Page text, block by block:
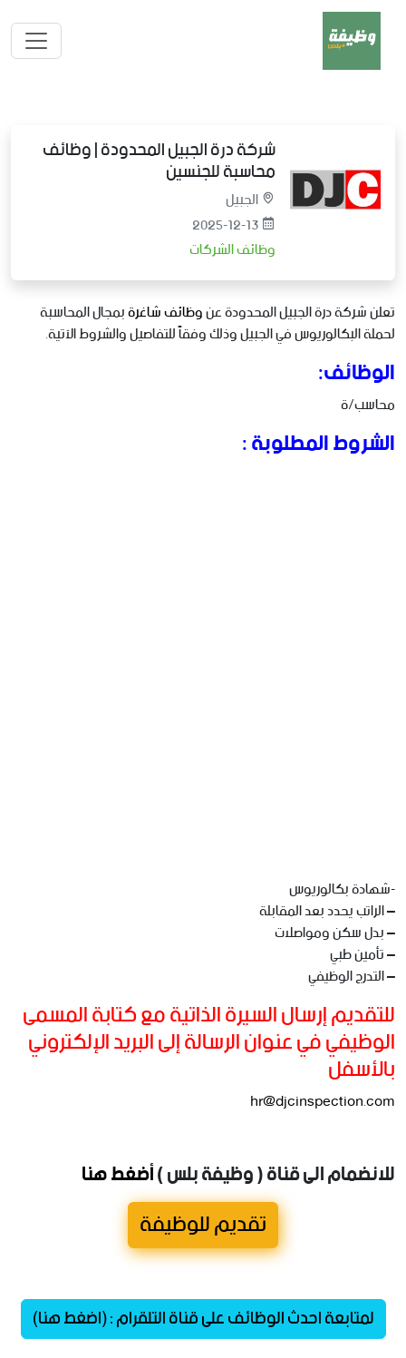
شركة درة الجبيل المحدودة | وظائف
محاسبة للجنسين
الجبيل
2025-12-13
وظائف الشركات
تعلن شركة درة الجبيل المحدودة عنوظائف شاغرةبمجال المحاسبة
لحملة البكالوريوس في الجبيل وذلك وفقاً للتفاصيل والشروط الآتية.
الوظائف:
محاسب/ة
الشروط المطلوبة :
-شهادة بكالوريوس
– الراتب يحدد بعد المقابلة
– بدل سكن ومواصلات
– تأمين طبي
– التدرج الوظيفي
للتقديم إرسال السيرة الذاتية مع كتابة المسمى
الوظيفي في عنوان الرسالة إلى البريد الإلكتروني
بالأسفل
hr@djcinspection.com
للانضمام الى قناة ( وظيفة بلس )أضغط هنا
تقديم للوظيفة
لمتابعة احدث الوظائف على قناة التلقرام : (اضغط هنا)